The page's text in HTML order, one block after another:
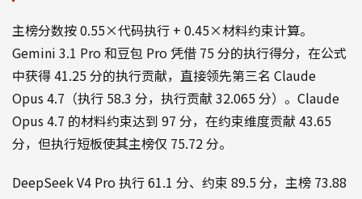
主榜分数按 0.55×代码执行 + 0.45×材料约束计算。
Gemini 3.1 Pro 和豆包 Pro 凭借 75 分的执行得分，在公式
中获得 41.25 分的执行贡献，直接领先第三名 Claude
Opus 4.7（执行 58.3 分，执行贡献 32.065 分）。Claude
Opus 4.7 的材料约束达到 97 分，在约束维度贡献 43.65
分，但执行短板使其主榜仅 75.72 分。
DeepSeek V4 Pro 执行 61.1 分、约束 89.5 分，主榜 73.88